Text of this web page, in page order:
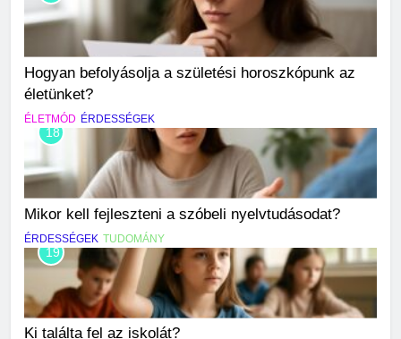
Hogyan befolyásolja a születési horoszkópunk az
életünket?
ÉLETMÓD ÉRDESSÉGEK
18
Mikor kell fejleszteni a szóbeli nyelvtudásodat?
ÉRDESSÉGEK TUDOMÁNY
19
Ki találta fel az iskolát?